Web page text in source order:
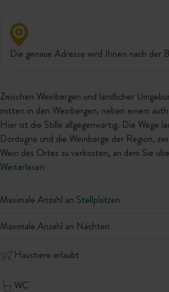
Die genaue Adresse wird Ihnen nach der
Zwischen Weinbergen und ländlicher
mitten in den Weinbergen, neben einem
Hier ist die Stille allgegenwärtig. Die Wege
Dordogne und die Weinberge der Region,
Wein des Ortes zu verkosten, an dem Sie
Weiterlesen
Maximale Anzahl an Stellplätzen
Maximale Anzahl an Nächten
Haustiere erlaubt
WC